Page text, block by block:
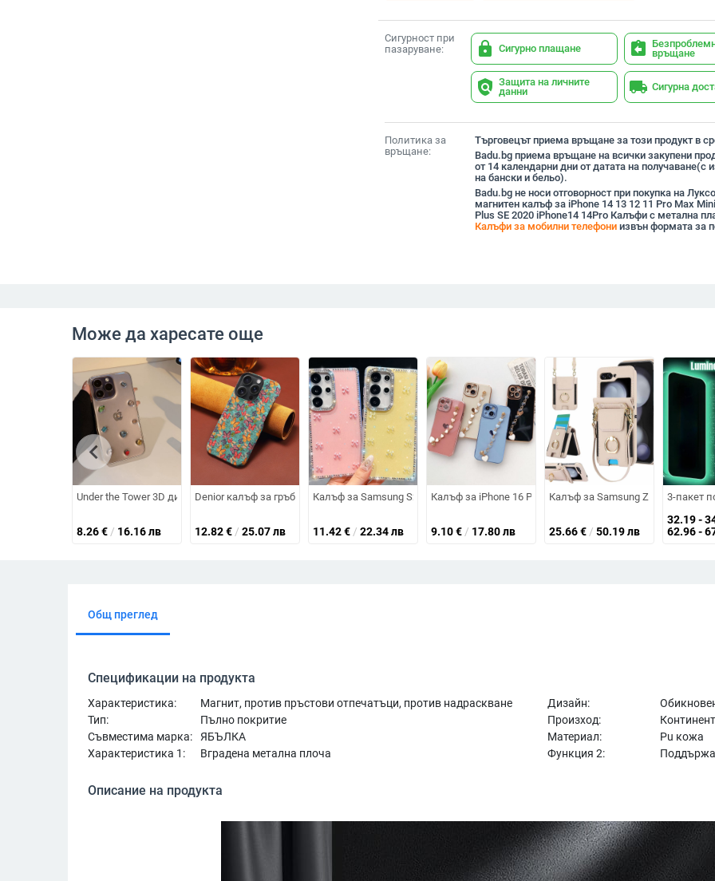
Сигурност при
пазаруване:
lock Сигурно плащане assignment_return връщане
policy Защита на личните
данни
local_shipping Сигурна
Политика за
връщане:
Търговецът приема връщане за този продукт в
Badu.bg приема връщане на всички закупени
от 14 календарни дни от датата на получаване(с
на бански и бельо).
Badu.bg не носи отговорност при покупка на
магнитен калъф за iPhone 14 13 12 11 Pro Max
Plus SE 2020 iPhone14 14Pro Калъфи с метална
Калъфи за мобилни телефониизвън формата за
Може да харесате още
Under the Tower 3D диамантен TPU защитен калъф за iPhone 14 Pro Max, епоксова изработка, персонализиран
8.26€ / 16.16 лв
Denior калъф за гръб от корк за iPhone 14 Pro / Pro Max / 14 Max, ръчна изработка, антипадане
12.82€ / 25.07 лв
Калъф за Samsung S26 Ultra с кристални блестящи камъни A17, A57IMD Aurora
11.42€ / 22.34 лв
Калъф за iPhone 16 Pro Max с електроплатиран
9.10€ / 17.80 лв
Калъф за Samsung Z Flip7 от
25.66€ / 50.19 лв
3-пакет
32.19 -
62.96 -
chevron_left
Общ преглед
Спецификации на продукта
Характеристика: Магнит, против пръстови отпечатъци, против надраскване Дизайн:
Тип:
Пълно покритие Произход:
Съвместима марка:
ЯБЪЛКА Материал:
Pu кожа
Характеристика 1:
Вградена метална плоча Функция 2: Поддържа
Описание на продукта